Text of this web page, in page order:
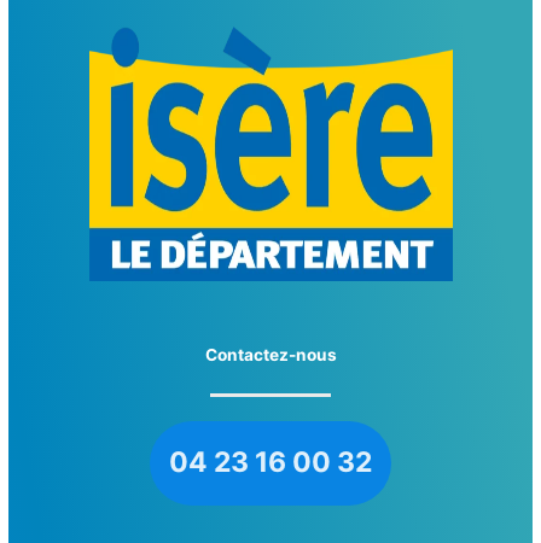
Contactez-nous
04 23 16 00 32